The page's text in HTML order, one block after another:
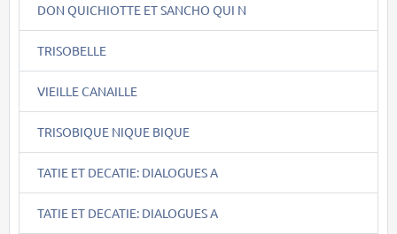
DON QUICHIOTTE ET SANCHO QUI N
TRISOBELLE
VIEILLE CANAILLE
TRISOBIQUE NIQUE BIQUE
TATIE ET DECATIE: DIALOGUES A
TATIE ET DECATIE: DIALOGUES A